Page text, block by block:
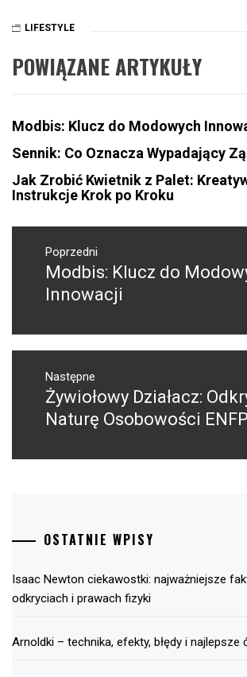
LIFESTYLE
POWIĄZANE ARTYKUŁY
Modbis: Klucz do Modowych
Sennik: Co Oznacza Wypadający
Jak Zrobić Kwietnik z Palet:
Instrukcje Krok po Kroku
Nawigacja
wpisuPoprzedni
Poprzedni
wpis:
Modbis: Klucz do
Innowacji
Następne
Następny
post:
Żywiołowy Działacz:
Naturę Osobowości ENFP
OSTATNIE WPISY
Isaac Newton ciekawostki: najważniejsze
odkryciach i prawach fizyki
Arnoldki – technika, efekty, błędy i najlepsze